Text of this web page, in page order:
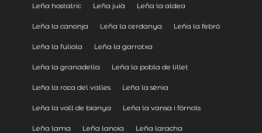
Leña hostalric Leña juià Leña la aldea
Leña la canonja Leña la cerdanya Leña la febró
Leña la fuliola Leña la garrotxa
Leña la granadella Leña la pobla de lillet
Leña la roca del valles Leña la sènia
Leña la vall de bianya Leña la vansa i fórnols
Leña lama Leña lanoia Leña laracha